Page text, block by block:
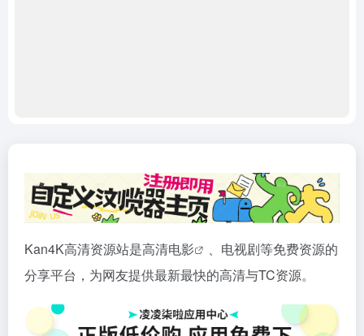
Kan4K高清资源站是高清电影
、电视剧等免费资源的
分享平台，为网友提供最新最快的高清与TC资源。